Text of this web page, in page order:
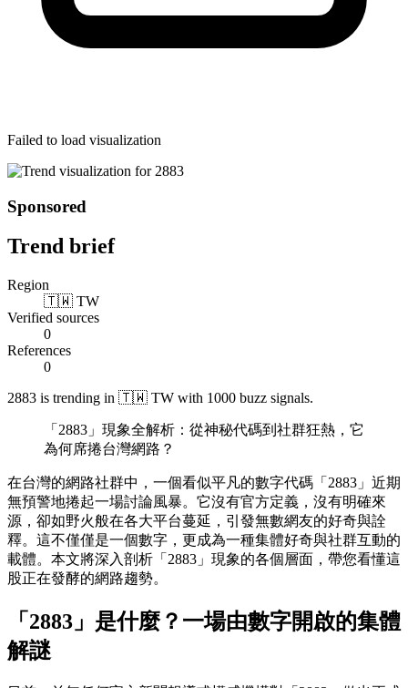
Failed to load visualization
Sponsored
Trend brief
Region
🇹🇼 TW
Verified sources
0
References
0
2883 is trending in 🇹🇼 TW with 1000 buzz signals.
「2883」現象全解析：從神秘代碼到社群狂熱，它
為何席捲台灣網路？
在台灣的網路社群中，一個看似平凡的數字代碼「2883」近期
無預警地捲起一場討論風暴。它沒有官方定義，沒有明確來
源，卻如野火般在各大平台蔓延，引發無數網友的好奇與詮
釋。這不僅僅是一個數字，更成為一種集體好奇與社群互動的
載體。本文將深入剖析「2883」現象的各個層面，帶您看懂這
股正在發酵的網路趨勢。
「2883」是什麼？一場由數字開啟的集體
解謎